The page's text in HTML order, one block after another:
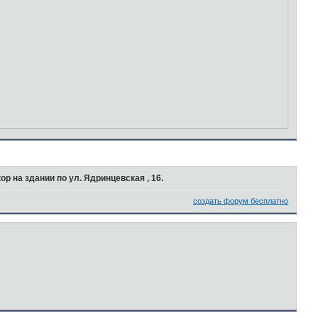
на здании по ул. Ядринцевская , 16.
создать форум бесплатно